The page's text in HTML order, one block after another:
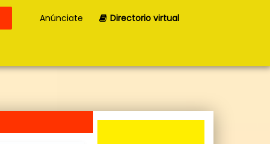
Directorio virtual
Anúnciate